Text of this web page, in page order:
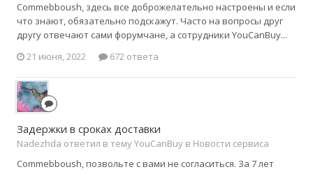
Commebboush, здесь все доброжелательно настроены и если
что знают, обязательно подскажут. Часто на вопросы друг
другу отвечают сами форумчане, а сотрудники YouCanBuy...
21 июня, 2022
672 ответа
Задержки в сроках доставки
Nadezhda ответил в тему YouCanBuy в Новости сервиса
Commebboush, позвольте с вами не согласиться. За 7 лет